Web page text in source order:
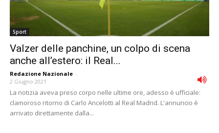
Sport
Valzer delle panchine, un colpo di scena
anche all’estero: il Real...
Redazione Nazionale -
2 Giugno 2021
La notizia aveva preso corpo nelle ultime ore, adesso è ufficiale:
clamoroso ritorno di Carlo Ancelotti al Real Madrid. L'annuncio è
arrivato direttamente dalla...